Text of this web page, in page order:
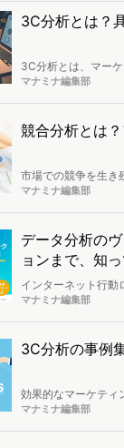
3C分析とは？
3C分析とは、マー
市場のトレンド、競合の
分析との関係性を知
マナミナ編集部
競合分析とは
市場での競争を生き
方や、効率的な分析
マナミナ編集部
データ分析の
ョンまで、知
～
インターネット行動
は、運営するデータ
マナミナ編集部
3C分析の事例
効果的なマーケティ
分析は、自社（
ド、任天堂、星野リ
マナミナ編集部